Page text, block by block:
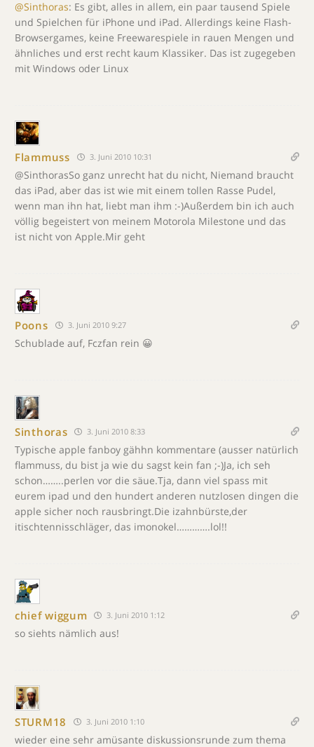
@Sinthoras: Es gibt, alles in allem, ein paar tausend Spiele
und Spielchen für iPhone und iPad. Allerdings keine Flash-
Browsergames, keine Freewarespiele in rauen Mengen und
ähnliches und erst recht kaum Klassiker. Das ist zugegeben
mit Windows oder Linux
Flammuss 3. Juni 2010 10:31
@SinthorasSo ganz unrecht hat du nicht, Niemand braucht
das iPad, aber das ist wie mit einem tollen Rasse Pudel,
wenn man ihn hat, liebt man ihm :-)Außerdem bin ich auch
völlig begeistert von meinem Motorola Milestone und das
ist nicht von Apple.Mir geht
Poons 3. Juni 2010 9:27
Schublade auf, Fczfan rein 😀
Sinthoras 3. Juni 2010 8:33
Typische apple fanboy gähhn kommentare (ausser natürlich
flammuss, du bist ja wie du sagst kein fan ;-)Ja, ich seh
schon……..perlen vor die säue.Tja, dann viel spass mit
eurem ipad und den hundert anderen nutzlosen dingen die
apple sicher noch rausbringt.Die izahnbürste,der
itischtennisschläger, das imonokel………….lol!!
chief wiggum 3. Juni 2010 1:12
so siehts nämlich aus!
STURM18 3. Juni 2010 1:10
wieder eine sehr amüsante diskussionsrunde zum thema